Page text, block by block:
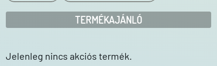
TERMÉKAJÁNLÓ
Jelenleg nincs akciós termék.